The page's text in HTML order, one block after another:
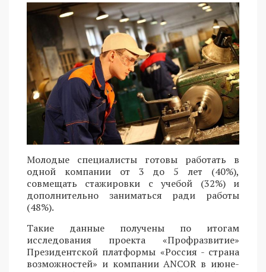
Молодые специалисты готовы работать в
одной компании от 3 до 5 лет (40%),
совмещать стажировки с учебой (32%) и
дополнительно заниматься ради работы
(48%).
Такие данные получены по итогам
исследования проекта «Профразвитие»
Президентской платформы «Россия - страна
возможностей» и компании ANCOR в июне-